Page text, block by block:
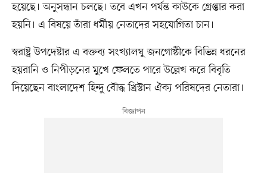
হয়েছে। অনুসন্ধান চলছে। তবে এখন পর্যন্ত কাউকে গ্রেপ্তার করা
হয়নি। এ বিষয়ে তাঁরা ধর্মীয় নেতাদের সহযোগিতা চান।
স্বরাষ্ট্র উপদেষ্টার এ বক্তব্য সংখ্যালঘু জনগোষ্ঠীকে বিভিন্ন ধরনের
হয়রানি ও নিপীড়নের মুখে ফেলতে পারে উল্লেখ করে বিবৃতি
দিয়েছেন বাংলাদেশ হিন্দু বৌদ্ধ খ্রিস্টান ঐক্য পরিষদের নেতারা।